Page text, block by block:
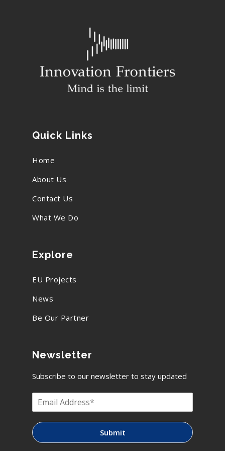
Quick Links
Home
About Us
Contact Us
What We Do
Explore
EU Projects
News
Be Our Partner
Newsletter
Subscribe to our newsletter to stay updated
Submit